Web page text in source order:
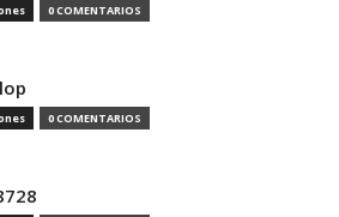
0 COMENTARIOS
0 COMENTARIOS